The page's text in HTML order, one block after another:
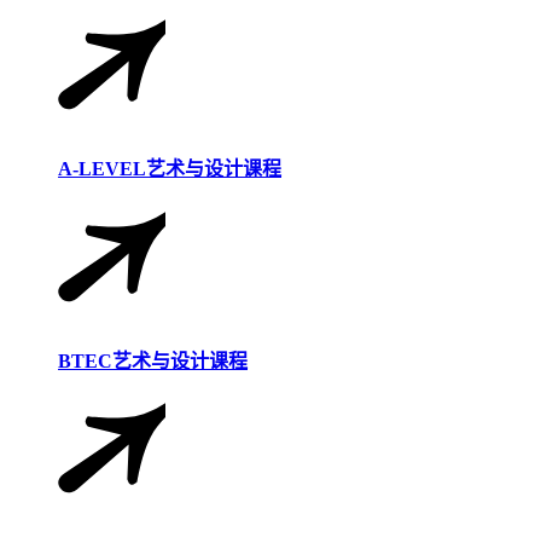
A-LEVEL艺术与设计课程
BTEC艺术与设计课程